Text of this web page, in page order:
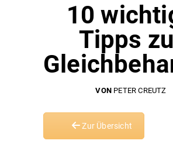
10
Tipps
VON PETER CREUTZ
Zur Übersicht